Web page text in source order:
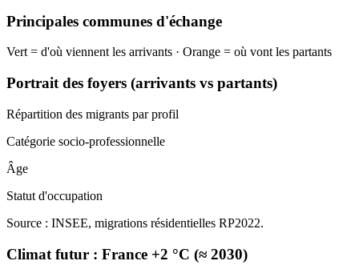
Principales communes d'échange
Vert = d'où viennent les arrivants · Orange = où vont les partants
Portrait des foyers (arrivants vs partants)
Répartition des migrants par profil
Catégorie socio-professionnelle
Âge
Statut d'occupation
Source : INSEE, migrations résidentielles RP2022.
Climat futur : France +2 °C (≈ 2030)